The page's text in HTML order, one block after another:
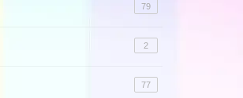
79
2
77